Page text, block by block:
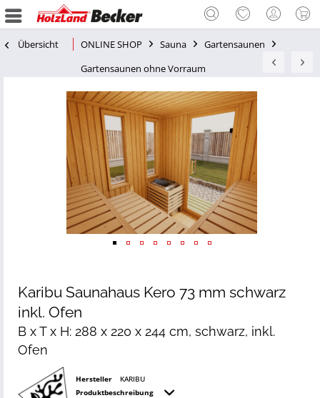
Übersicht ONLINE SHOP Sauna
Gartensaunen
Gartensaunen ohne Vorraum
Karibu Saunahaus Kero 73 mm schwarz
inkl. Ofen
B x T x H: 288 x 220 x 244 cm, schwarz, inkl.
Ofen
Hersteller
KARIBU
Produktbeschreibung